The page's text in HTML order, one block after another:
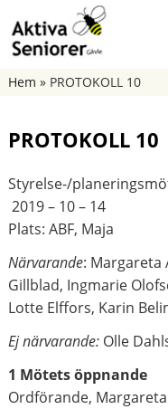
till
innehåll
AKTIVA
Hem » PROTOKOLL 10
PROTOKOLL 10
Styrelse-/
2019 – 10 – 14
Plats: ABF, Maja
Närvarande: Margareta
Gillblad, Ingmarie
Lotte Elffors, Karin
Ej närvarande: Olle
1 Mötets öppnande
Ordförande,